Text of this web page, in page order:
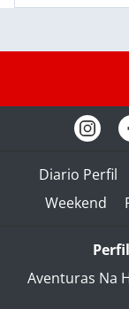
Diario Perfil
Weekend
Aventuras Na